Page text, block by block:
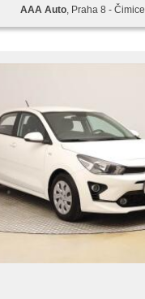
AAA Auto, Praha 8 - Čimice